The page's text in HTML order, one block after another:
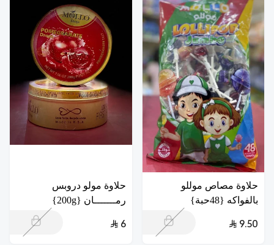
حلاوة مصاص موللو
بالفواكه {48حبة}
9.50
حلاوة مولو دروبس
رمـــــــان {200g}
6